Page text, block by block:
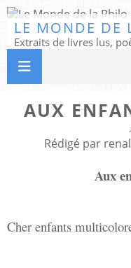
AUX
Rédigé par
Aux
Cher enfants